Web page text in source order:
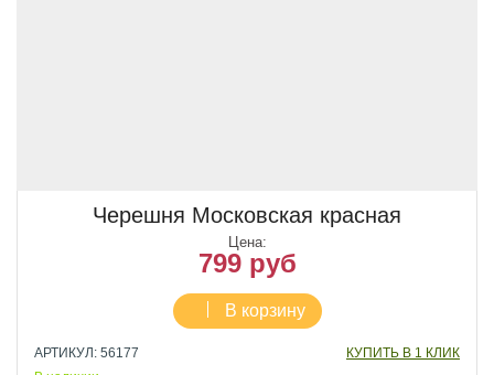
Черешня Московская красная
Цена:
799 руб
В корзину
АРТИКУЛ: 56177
КУПИТЬ В 1 КЛИК